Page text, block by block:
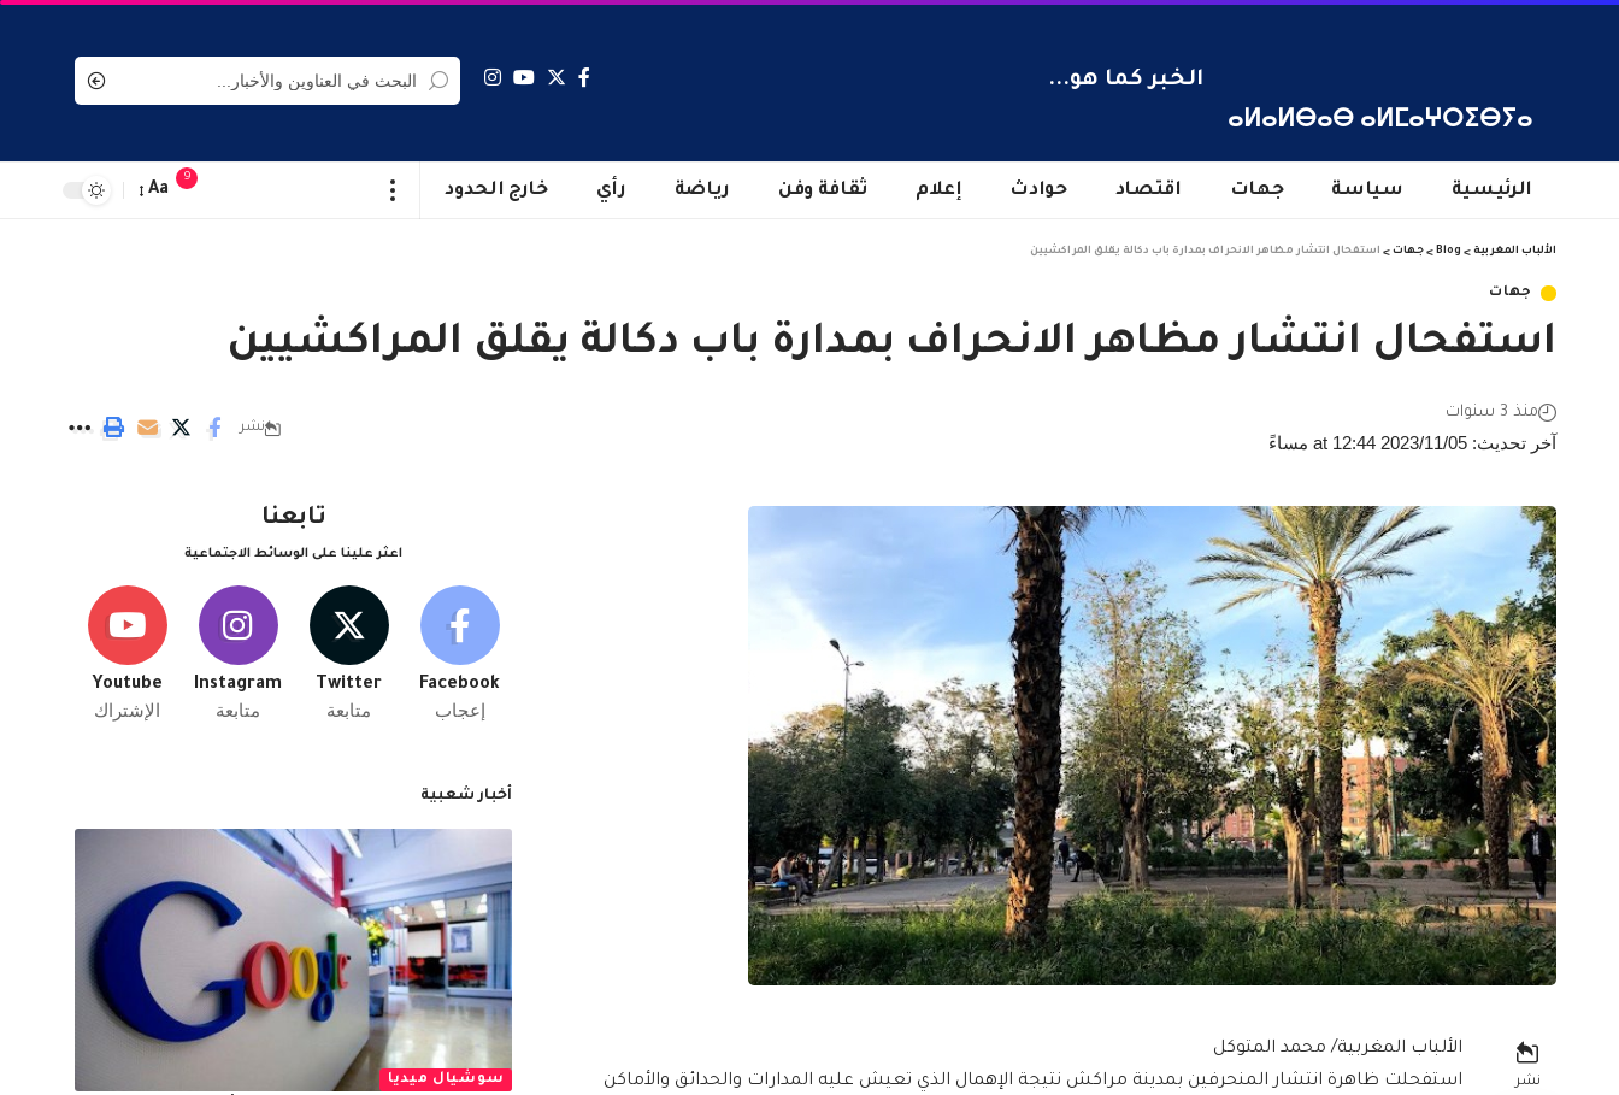
ⴰⵍⴰⵍⴱⴰⴱ ⴰⵍⵎⴰⵖⵔⵉⴱⵢⴰ
الخبر كما هو...
الرئيسية سياسة جهات اقتصاد حوادث إعلام ثقافة وفن رياضة رأي خارج الحدود
9
Aa
الألباب المغربية >
Blog
> جهات > استفحال انتشار مظاهر الانحراف بمدارة باب دكالة يقلق المراكشيين
جهات
استفحال انتشار مظاهر الانحراف بمدارة باب دكالة يقلق المراكشيين
آخر تحديث: 2023/11/05 at 12:44 مساءً
منذ 3 سنوات
نشر
نشر
الألباب المغربية/ محمد المتوكل
استفحلت ظاهرة انتشار المنحرفين بمدينة مراكش نتيجة الإهمال الذي تعيش عليه المدارات والحدائق والأماكن
تابعنا
اعثر علينا على الوسائط الاجتماعية
Facebook
إعجاب
Twitter
متابعة
Instagram
متابعة
Youtube
الإشتراك
أخبار شعبية
سوشيال ميديا